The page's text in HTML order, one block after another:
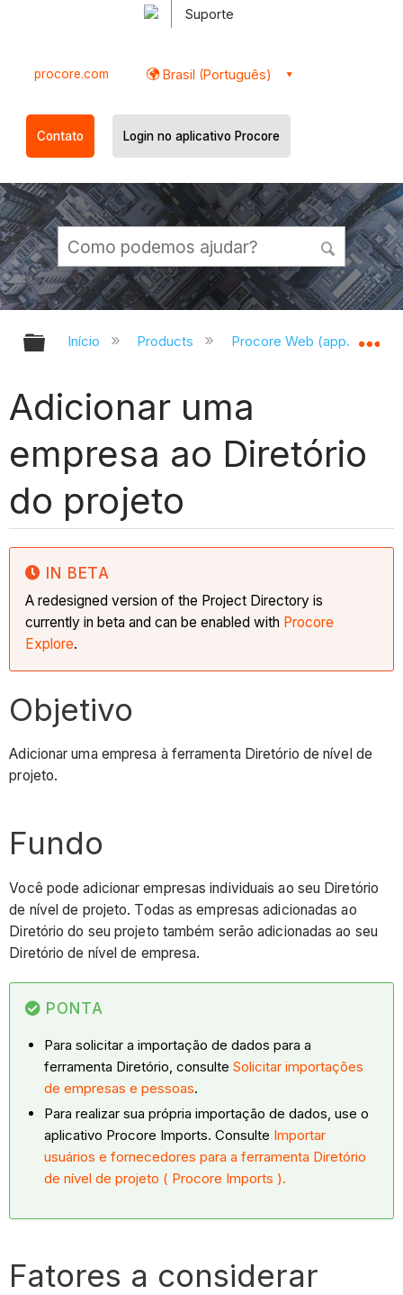
Suporte
procore.com Brasil (Português)
Contato Login no aplicativo Procore
Expandir/recolher hierarquia
Início Products Procore Web
Adicionar uma
empresa ao Diretório
do projeto
IN BETA
A redesigned version of the Project Directory is
currently in beta and can be enabled with Procore
Explore.
Objetivo
Adicionar uma empresa à ferramenta Diretório de nível de
projeto.
Fundo
Você pode adicionar empresas individuais ao seu Diretório
de nível de projeto. Todas as empresas adicionadas ao
Diretório do seu projeto também serão adicionadas ao seu
Diretório de nível de empresa.
PONTA
Para solicitar a importação de dados para a
ferramenta Diretório, consulteSolicitar importações
de empresas e pessoas.
Para realizar sua própria importação de dados, use o
aplicativo Procore Imports. Consulte Importar
usuários e fornecedores para a ferramenta Diretório
de nível de projeto ( Procore Imports ).
Fatores a considerar